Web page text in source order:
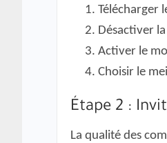
Télécharger
Désactiver
Activer le
Choisir le
Étape 2 :
La qualité des